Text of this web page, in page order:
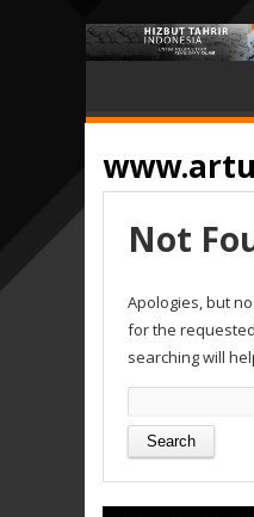
Not
Apologies, but
for the
searching will
for: